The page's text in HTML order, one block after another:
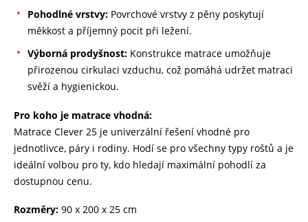
Pohodlné vrstvy: Povrchové vrstvy z pěny poskytují
měkkost a příjemný pocit při ležení.
Výborná prodyšnost: Konstrukce matrace umožňuje
přirozenou cirkulaci vzduchu, což pomáhá udržet matraci
svěží a hygienickou.
Pro koho je matrace vhodná:
Matrace Clever 25 je univerzální řešení vhodné pro
jednotlivce, páry i rodiny. Hodí se pro všechny typy roštů a je
ideální volbou pro ty, kdo hledají maximální pohodlí za
dostupnou cenu.
Rozměry: 90 x 200 x 25 cm